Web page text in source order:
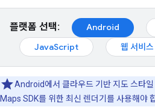
플랫폼 선택: Android
JavaScript
웹 서비스
Android에서 클라우드 기반 지도 스타
Maps SDK를 위한 최신 렌더기를 사용해야